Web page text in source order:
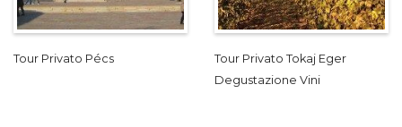
Tour Privato Pécs
Tour Privato Tokaj Eger
Degustazione Vini